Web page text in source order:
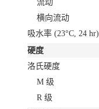
流动
横向流动
吸水率 (23°C, 24 hr)
硬度
洛氏硬度
M 级
R 级